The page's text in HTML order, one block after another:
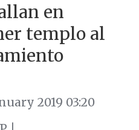
en
templo al
2019 03:20